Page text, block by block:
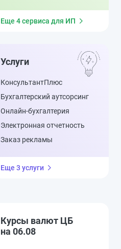
Еще 4 сервиса для ИП
Услуги
КонсультантПлюс
Бухгалтерский аутсорсинг
Онлайн-бухгалтерия
Электронная отчетность
Заказ рекламы
Еще 3 услуги
Курсы валют ЦБ
на 06.08